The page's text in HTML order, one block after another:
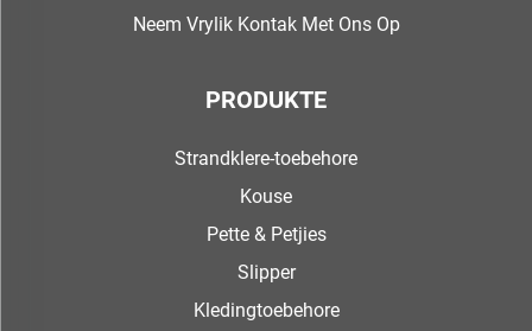
Neem Vrylik Kontak Met Ons Op
PRODUKTE
Strandklere-toebehore
Kouse
Pette & Petjies
Slipper
Kledingtoebehore